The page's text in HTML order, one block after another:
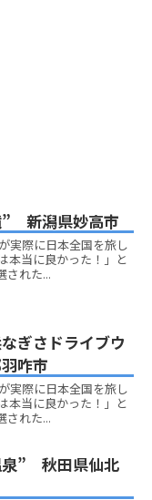
” 新潟県妙高市
実際に日本全国を旅し
本当に良かった！」と
された...
ぎさドライブウ
咋市
実際に日本全国を旅し
本当に良かった！」と
された...
泉” 秋田県仙北